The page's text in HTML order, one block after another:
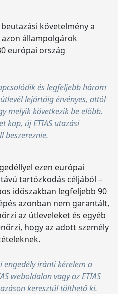
beutazási követelmény a
állampolgárok
európai ország
és legfeljebb három
lejártáig érvényes, attól
melyik következik be előbb.
kap, új ETIAS utazási
beszereznie.
ezen európai
tartózkodás céljából –
időszakban legfeljebb 90
azonban nem garantált,
az útleveleket és egyéb
hogy az adott személy
engedély iránti kérelem a
weboldalon vagy az ETIAS
keresztül tölthető ki.